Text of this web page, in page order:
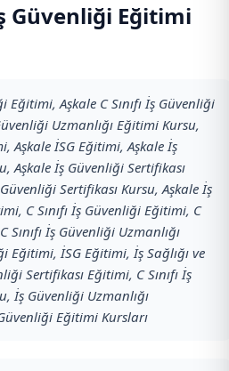
Güvenliği Eğitimi
Eğitimi, Aşkale C Sınıfı İş Güvenliği
Uzmanlığı Eğitimi Kursu,
Aşkale İSG Eğitimi, Aşkale İş
Aşkale İş Güvenliği Sertifikası
Sertifikası Kursu, Aşkale İş
C Sınıfı İş Güvenliği Eğitimi, C
Sınıfı İş Güvenliği Uzmanlığı
Eğitimi, İSG Eğitimi, İş Sağlığı ve
Sertifikası Eğitimi, C Sınıfı İş
İş Güvenliği Uzmanlığı
Eğitimi Kursları